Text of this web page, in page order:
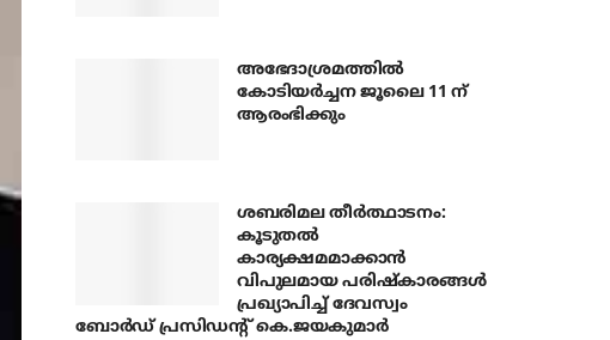
അഭേദാശ്രമത്തില്‍
കോടിയര്‍ച്ചന ജൂലൈ 11 ന്
ആരംഭിക്കും
ശബരിമല തീര്‍ത്ഥാടനം:
കൂടുതല്‍
കാര്യക്ഷമമാക്കാന്‍
വിപുലമായ പരിഷ്‌കാരങ്ങള്‍
പ്രഖ്യാപിച്ച് ദേവസ്വം
ബോര്‍ഡ് പ്രസിഡന്റ് കെ.ജയകുമാര്‍